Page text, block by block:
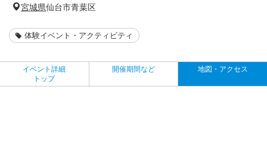
宮城県仙台市青葉区
体験イベント・アクティビティ
イベント詳細
トップ
開催期間など 地図・アクセス